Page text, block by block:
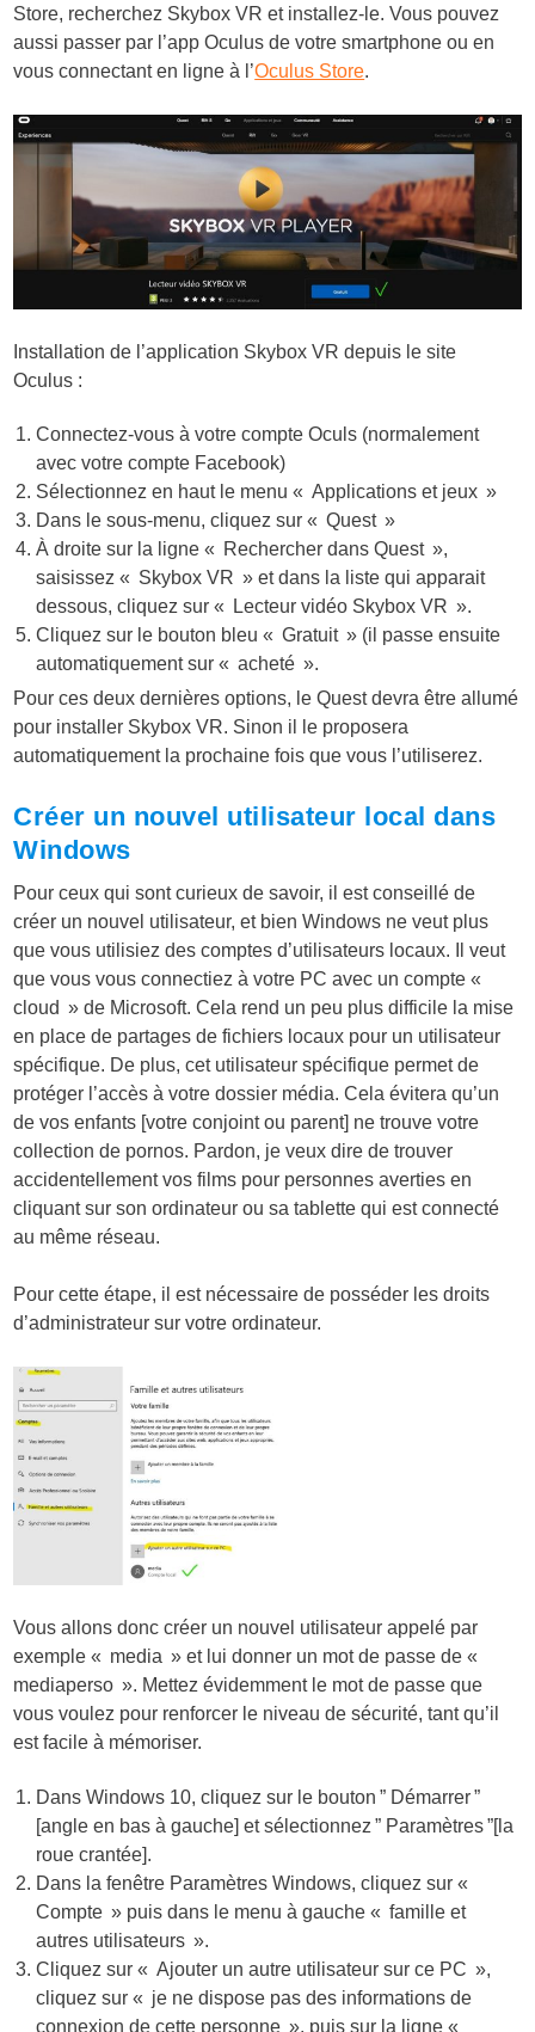
Store, recherchez Skybox VR et installez-le. Vous pouvez
aussi passer par l’app Oculus de votre smartphone ou en
vous connectant en ligne à l’Oculus Store.
Installation de l’application Skybox VR depuis le site
Oculus :
Connectez-vous à votre compte Oculs (normalement
avec votre compte Facebook)
Sélectionnez en haut le menu « Applications et jeux »
Dans le sous-menu, cliquez sur « Quest »
À droite sur la ligne « Rechercher dans Quest »,
saisissez « Skybox VR » et dans la liste qui apparait
dessous, cliquez sur « Lecteur vidéo Skybox VR ».
Cliquez sur le bouton bleu « Gratuit » (il passe ensuite
automatiquement sur « acheté ».
Pour ces deux dernières options, le Quest devra être allumé
pour installer Skybox VR. Sinon il le proposera
automatiquement la prochaine fois que vous l’utiliserez.
Créer un nouvel utilisateur local dans
Windows
Pour ceux qui sont curieux de savoir, il est conseillé de
créer un nouvel utilisateur, et bien Windows ne veut plus
que vous utilisiez des comptes d’utilisateurs locaux. Il veut
que vous vous connectiez à votre PC avec un compte «
cloud » de Microsoft. Cela rend un peu plus difficile la mise
en place de partages de fichiers locaux pour un utilisateur
spécifique. De plus, cet utilisateur spécifique permet de
protéger l’accès à votre dossier média. Cela évitera qu’un
de vos enfants [votre conjoint ou parent] ne trouve votre
collection de pornos. Pardon, je veux dire de trouver
accidentellement vos films pour personnes averties en
cliquant sur son ordinateur ou sa tablette qui est connecté
au même réseau.
Pour cette étape, il est nécessaire de posséder les droits
d’administrateur sur votre ordinateur.
Vous allons donc créer un nouvel utilisateur appelé par
exemple « media » et lui donner un mot de passe de «
mediaperso ». Mettez évidemment le mot de passe que
vous voulez pour renforcer le niveau de sécurité, tant qu’il
est facile à mémoriser.
Dans Windows 10, cliquez sur le bouton ” Démarrer ”
[angle en bas à gauche] et sélectionnez ” Paramètres ”[la
roue crantée].
Dans la fenêtre Paramètres Windows, cliquez sur «
Compte » puis dans le menu à gauche « famille et
autres utilisateurs ».
Cliquez sur « Ajouter un autre utilisateur sur ce PC »,
cliquez sur « je ne dispose pas des informations de
connexion de cette personne », puis sur la ligne «